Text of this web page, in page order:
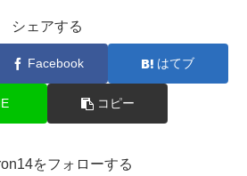
シェアする
Facebook はてブ
コピー
をフォローする